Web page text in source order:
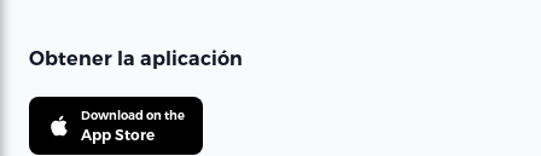
Obtener la aplicación
Download on the
App Store